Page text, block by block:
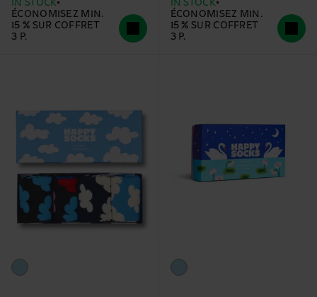
IN STOCK
ÉCONOMISEZ MIN.
15 % SUR COFFRET
3 P.
IN STOCK
ÉCONOMISEZ MIN.
15 % SUR COFFRET
3 P.